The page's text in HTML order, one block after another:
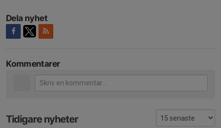
Dela nyhet
Kommentarer
Tidigare nyheter